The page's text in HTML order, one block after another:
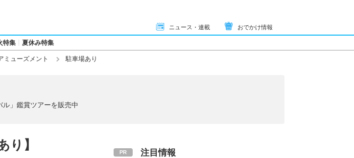
ニュース・連載 おでかけ情報
特集 夏休み特集
ミューズメント 駐車場あり
」鑑賞ツアーを販売中
り】
注目情報